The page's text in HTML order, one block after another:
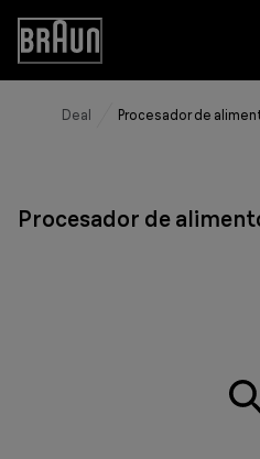
Skip
Content
Accessibility
Statement
Deal Procesador de
Procesador de